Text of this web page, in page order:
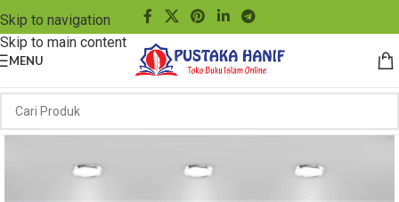
Skip to navigation
Skip to main content
MENU